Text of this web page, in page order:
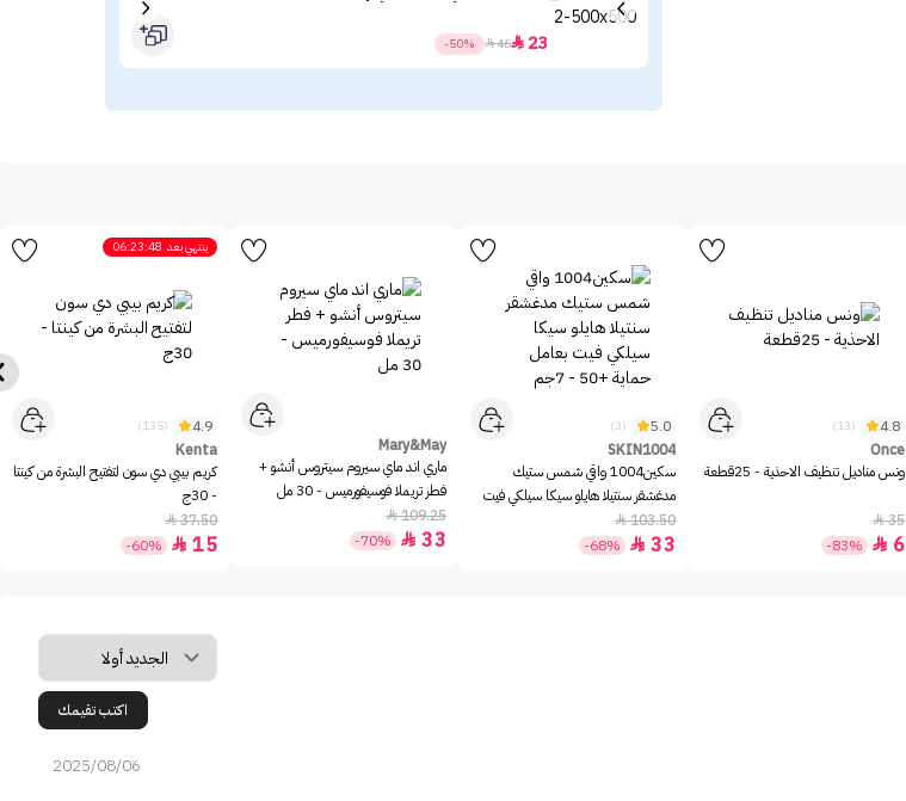
23

46

-50%
4.8
(13)
Once
ونس مناديل تنظيف الاحذية - 25قطعة
35

6

-83%
5.0
(3)
SKIN1004
سكين1004 واقي شمس ستيك
مدغشقر سنتيلا هايلو سيكا سيلكي فيت
بعامل حماية +50 - 7جم
103.50

33

-68%
Mary&May
ماري اند ماي سيروم سيتروس أنشو +
فطر تريملا فوسيفورميس - 30 مل
109.25

33

-70%
ينتهي بعد 06:23:48
4.9
(135)
Kenta
كريم بيبي دي سون لتفتيح البشرة من كينتا
- 30ج
37.50

15

-60%
اكتب تقيمك
2025/08/06